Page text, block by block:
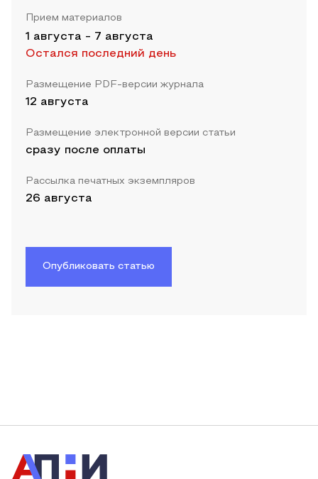
Прием материалов
1 августа - 7 августа
Остался последний день
Размещение PDF-версии журнала
12 августа
Размещение электронной версии статьи
сразу после оплаты
Рассылка печатных экземпляров
26 августа
Опубликовать статью